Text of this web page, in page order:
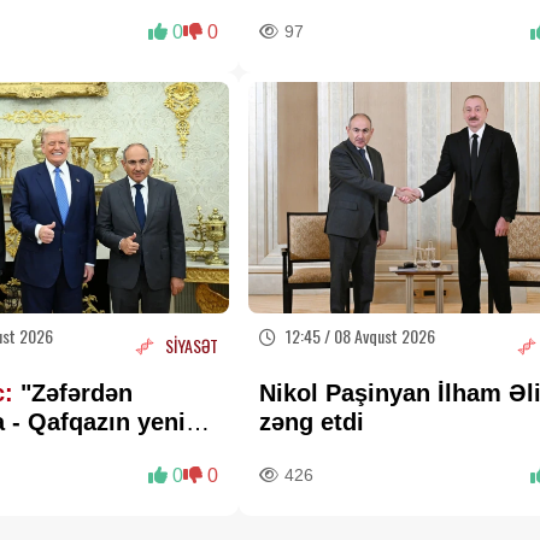
0 0 97
2026 SİYASƏT
"Zəfərdən
- Qafqazın yeni
0 0
12:45 / 08 Avqust 2026
Nikol Paşinyan İlham
zəng etdi
426